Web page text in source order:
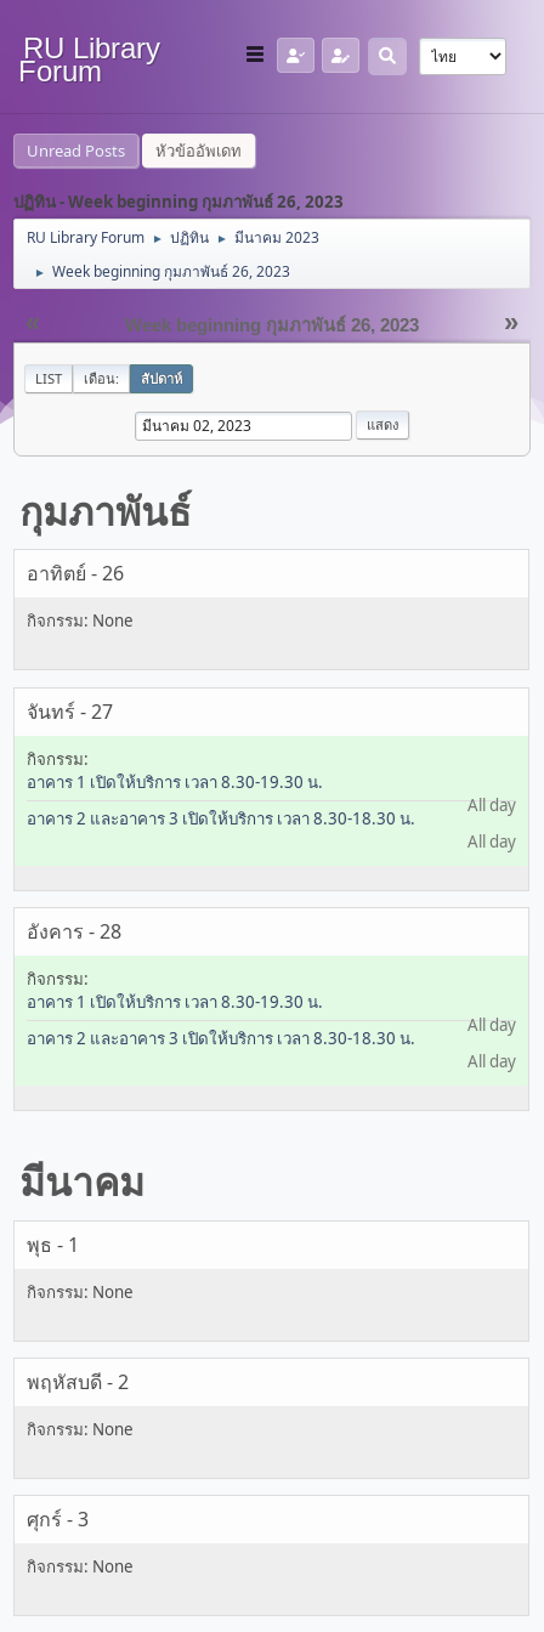
RU Library
Forum
Unread Posts หัวข้ออัพเดท
ปฏิทิน - Week beginning กุมภาพันธ์ 26, 2023
RU Library Forum ► ปฏิทิน ► มีนาคม 2023
► Week beginning กุมภาพันธ์ 26, 2023
« »
Week beginning กุมภาพันธ์ 26, 2023
LIST เดือน: สัปดาห์
กุมภาพันธ์
อาทิตย์ - 26
จันทร์ - 27
อาคาร 1 เปิดให้บริการ เวลา 8.30-19.30 น.
All day
อาคาร 2 และอาคาร 3 เปิดให้บริการ เวลา 8.30-18.30 น.
All day
อังคาร - 28
อาคาร 1 เปิดให้บริการ เวลา 8.30-19.30 น.
All day
อาคาร 2 และอาคาร 3 เปิดให้บริการ เวลา 8.30-18.30 น.
All day
มีนาคม
พุธ - 1
พฤหัสบดี - 2
ศุกร์ - 3